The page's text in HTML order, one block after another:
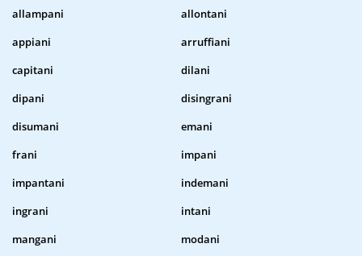
allampani
allontani
appiani
arruffiani
capitani
dilani
dipani
disingrani
disumani
emani
frani
impani
impantani
indemani
ingrani
intani
mangani
modani